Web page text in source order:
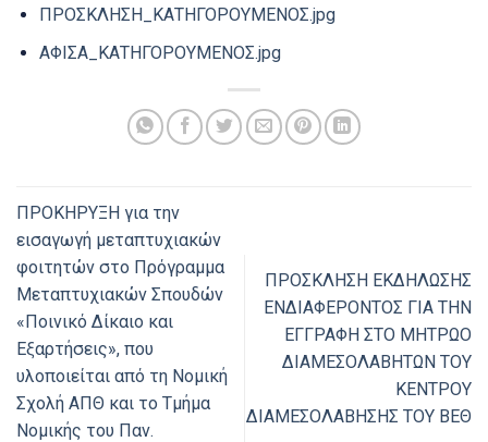
ΠΡΟΣΚΛΗΣΗ_ΚΑΤΗΓΟΡΟΥΜΕΝΟΣ.jpg
ΑΦΙΣΑ_ΚΑΤΗΓΟΡΟΥΜΕΝΟΣ.jpg
ΠΡΟΚΗΡΥΞΗ για την
εισαγωγή μεταπτυχιακών
φοιτητών στο Πρόγραμμα
Μεταπτυχιακών Σπουδών
«Ποινικό Δίκαιο και
Εξαρτήσεις», που
υλοποιείται από τη Νομική
Σχολή ΑΠΘ και το Τμήμα
Νομικής του Παν.
ΠΡΟΣΚΛΗΣΗ ΕΚΔΗΛΩΣΗΣ
ΕΝΔΙΑΦΕΡΟΝΤΟΣ ΓΙΑ ΤΗΝ
ΕΓΓΡΑΦΗ ΣΤΟ ΜΗΤΡΩΟ
ΔΙΑΜΕΣΟΛΑΒΗΤΩΝ ΤΟΥ
ΚΕΝΤΡΟΥ
ΔΙΑΜΕΣΟΛΑΒΗΣΗΣ ΤΟΥ ΒΕΘ